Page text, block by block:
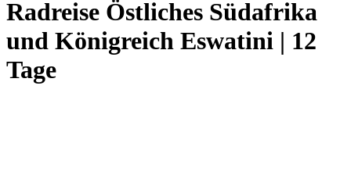
Radreise Östliches Südafrika
und Königreich Eswatini | 12
Tage